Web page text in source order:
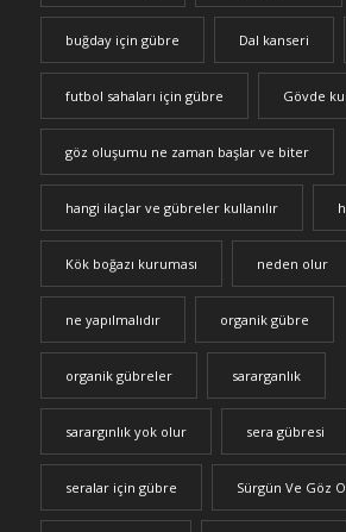
buğday için gübre Dal kanseri
futbol sahaları için gübre Gövde
göz oluşumu ne zaman başlar ve biter
hangi ilaçlar ve gübreler kullanılır
Kök boğazı kuruması neden olur
ne yapılmalıdır organik gübre
organik gübreler sararganlık
sarargınlık yok olur sera gübresi
seralar için gübre Sürgün Ve Göz